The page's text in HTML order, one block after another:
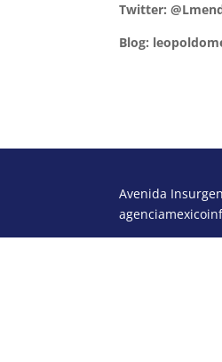
Twitter:
Blog:
Avenida